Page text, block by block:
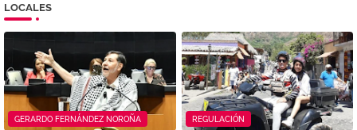
LOCALES
GERARDO FERNÁNDEZ NOROÑA REGULACIÓN